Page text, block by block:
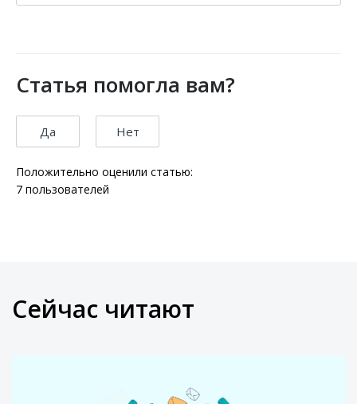
Статья помогла вам?
Да Нет
Положительно оценили статью:
7 пользователей
Сейчас читают